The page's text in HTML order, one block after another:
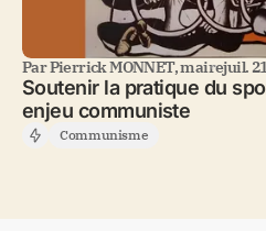
ParPierrick MONNET, mairejuil.
Soutenir la pratique du
enjeu communiste
Communisme